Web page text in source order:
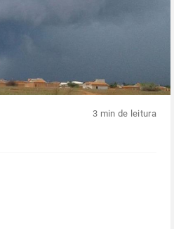
3 min de leitura